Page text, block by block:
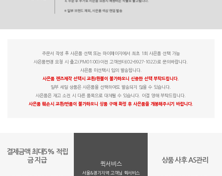
주문서 작성 후 사은품 선택 또는 마이페이지에서 최초 1회 사은품 선택 가능
사은품변경 요청 시 출고(PM01:00)이전 고객센터(02-6927-1022)로 문의바랍니다.
사은품 미선택시 임의 발송됩니다.
사은품 렌즈제작 선택시 교환/환불이 불가하오니 신중한 선택 부탁드립니다.
일부 세일 상품은 사은품을 선택하여도 발송되지 않을 수 있습니다.
사은품은 재고 소진 시 다른 품목으로 대체될 수 있습니다. 이점 양해 부탁드립니다.
사은품 훼손시 교환/반품이 불가하오니 상품 구매 확정 후 사은품을 개봉해주시기 바랍니다.
결제금액 최대5% 적립
금 지급
퀵서비스
서울&경기지역 고객님 퀵서비스
상품 사후 AS관리